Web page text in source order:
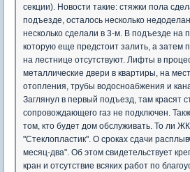
секции). Новости такие: стяжки пола
подъезде, осталось несколько
несколько сделали в 3-м. В подъезде на
которую еще предстоит залить, а затем
на лестнице отсутствуют. Лифты в
металлические двери в квартиры, на
отопления, трубы водосноабжения и
Заглянул в первый подъезд, там красят
сопровождающего газ не подключен.
том, кто будет дом обслуживать. То ли
"Стеклопластик". О сроках сдачи
месяц-два". Об этом свидетельствует
кран и отсутствие всяких работ по